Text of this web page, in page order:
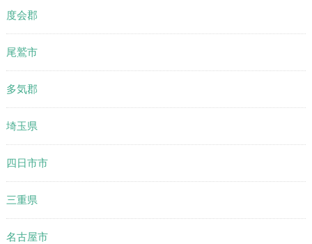
度会郡
尾鷲市
多気郡
埼玉県
四日市市
三重県
名古屋市